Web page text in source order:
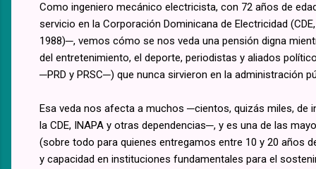
Como ingeniero mecánico electricista, con 72 años de
servicio en la Corporación Dominicana de Electricidad
1988)─, vemos cómo se nos veda una pensión digna
del entretenimiento, el deporte, periodistas y aliados
─PRD y PRSC─) que nunca sirvieron en la administración
Esa veda nos afecta a muchos ─cientos, quizás miles, de
la CDE, INAPA y otras dependencias─, y es una de las
(sobre todo para quienes entregamos entre 10 y 20 años
y capacidad en instituciones fundamentales para el